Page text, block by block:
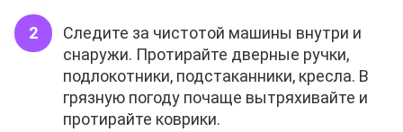
Следите за чистотой машины внутри и
снаружи. Протирайте дверные ручки,
подлокотники, подстаканники, кресла. В
грязную погоду почаще вытряхивайте и
протирайте коврики.